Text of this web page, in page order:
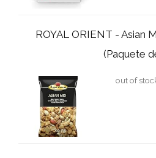
ROYAL ORIENT - Asian
(Paquete
out of